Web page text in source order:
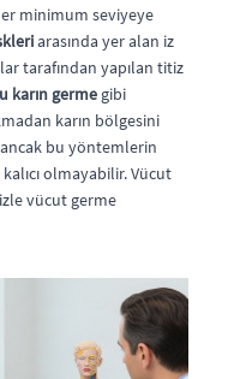
minimum seviyeye
arasında yer alan iz
tarafından yapılan titiz
karın germe gibi
karın bölgesini
ancak bu yöntemlerin
olmayabilir. Vücut
vücut germe